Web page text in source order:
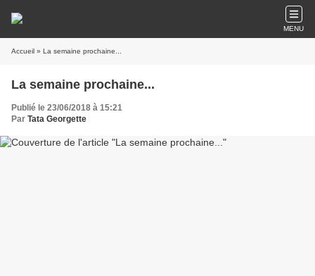
MENU
Accueil » La semaine prochaine...
La semaine prochaine...
Publié le 23/06/2018 à 15:21
Par Tata Georgette